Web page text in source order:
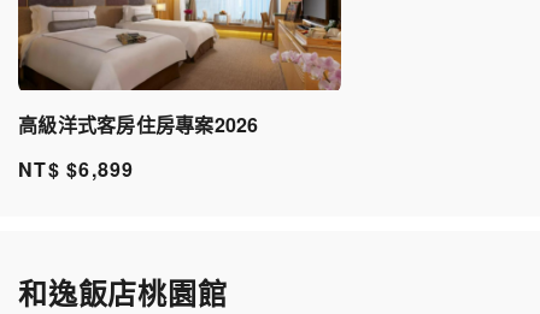
高級洋式客房住房專案2026
NT$ $6,899
和逸飯店桃園館